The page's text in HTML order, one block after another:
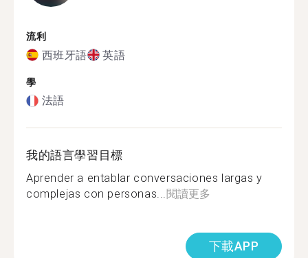
流利
西班牙語 英語
學
法語
我的語言學習目標
Aprender a entablar conversaciones largas y
complejas con personas...閱讀更多
下載APP